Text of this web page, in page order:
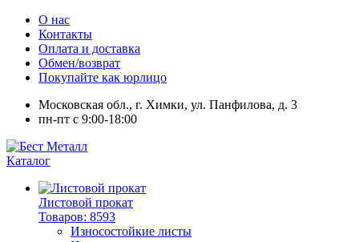
О нас
Контакты
Оплата и доставка
Обмен/возврат
Покупайте как юрлицо
Московская обл., г. Химки, ул. Панфилова, д. 3
пн-пт с 9:00-18:00
Каталог
Листовой прокат
Товаров: 8593
Износостойкие листы